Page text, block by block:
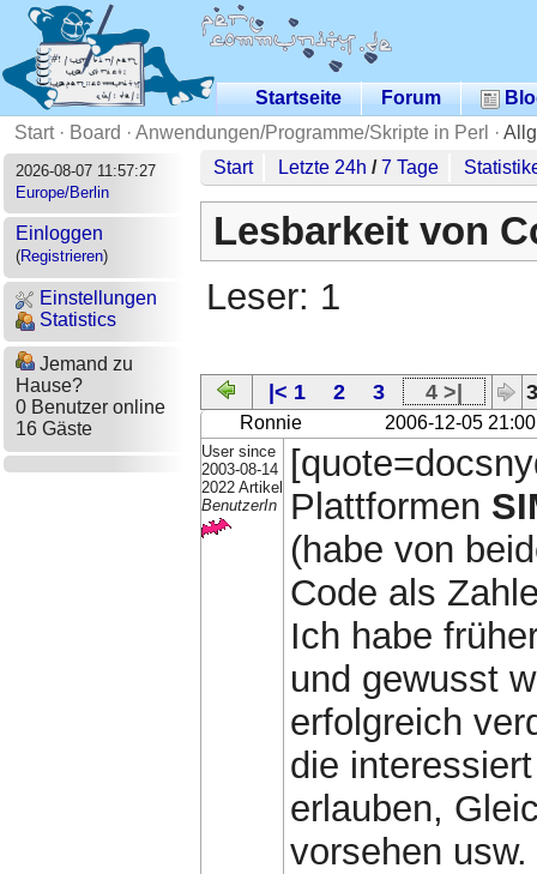
Startseite Forum
Start· Board · Anwendungen/Programme/Skripte in Perl ·
2026-08-07 11:57:27
Europe/Berlin
Einloggen
(Registrieren)
Einstellungen
Statistics
Jemand zu
Hause?
0 Benutzer online
16 Gäste
Start Letzte 24h /7 Tage
Lesbarkeit von
Leser: 1
|< 1 2 3 4 >|
Ronnie 2006-12-05 21:00
User since
2003-08-14
2022 Artikel
BenutzerIn
Plattformen
(habe von
Code als
Ich habe
und gewusst
erfolgreich
die
erlauben,
vorsehen usw.